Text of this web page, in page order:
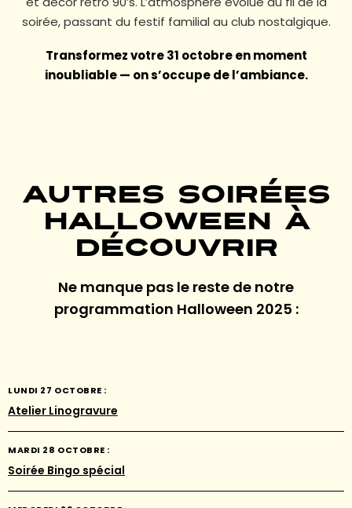
soirée, passant du festif familial au club nostalgique.
Transformez votre 31 octobre en moment
inoubliable — on s’occupe de l’ambiance.
Autres soirées
Halloween à
découvrir
Ne manque pas le reste de notre
programmation Halloween 2025 :
LUNDI 27 OCTOBRE :
Atelier Linogravure
MARDI 28 OCTOBRE :
Soirée Bingo spécial